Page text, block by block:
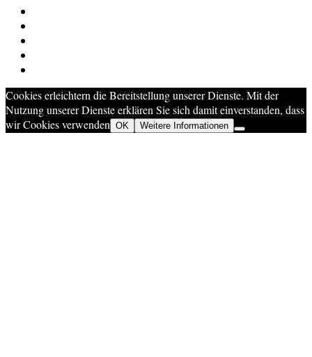
Cookies erleichtern die Bereitstellung unserer Dienste. Mit der
Nutzung unserer Dienste erklären Sie sich damit einverstanden, dass
wir Cookies verwenden OK Weitere Informationen